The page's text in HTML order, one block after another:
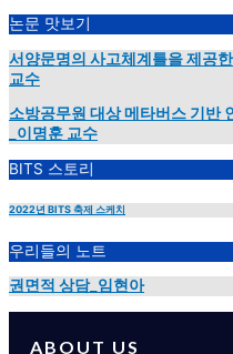
논문 맛보기
서양문명의 사고체계틀을 제공
교수
소방공무원 대상 메타버스 기반
_이명훈 교수
BITS 스토리
2022년 BITS 축제 스케치
우리들의 노트
권면적 상담_임현아
ABOUT US